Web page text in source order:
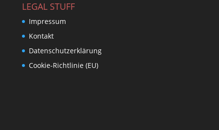
LEGAL STUFF
Impressum
Kontakt
Datenschutzerklärung
Cookie-Richtlinie (EU)